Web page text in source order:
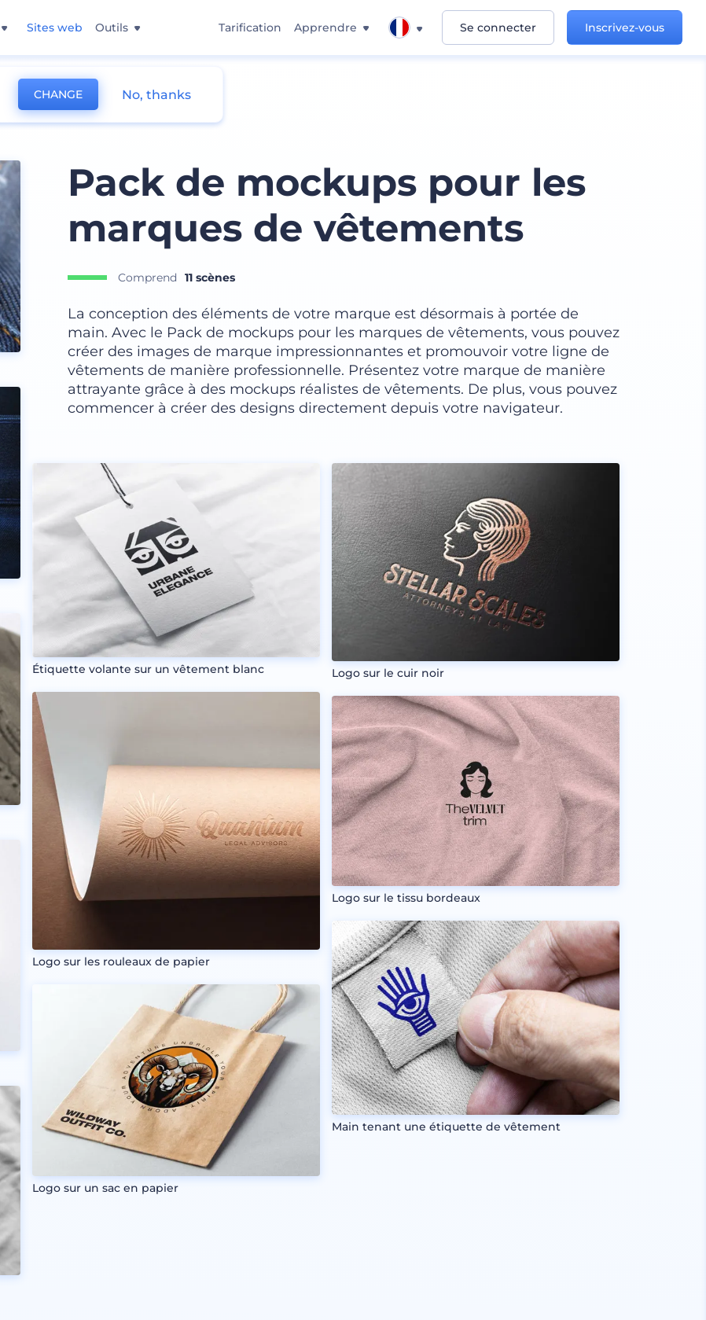
Sites web Outils Tarification Apprendre Se connecter Inscrivez-vous
de marque
Pack de mockups pour les
marques de vêtements
Comprend 11 scènes
La conception des éléments de votre marque est désormais à portée de
main. Avec le Pack de mockups pour les marques de vêtements, vous pouvez
créer des images de marque impressionnantes et promouvoir votre ligne de
vêtements de manière professionnelle. Présentez votre marque de manière
attrayante grâce à des mockups réalistes de vêtements. De plus, vous pouvez
commencer à créer des designs directement depuis votre navigateur.
Étiquette volante sur un vêtement blanc
Logo sur les rouleaux de papier
Logo sur un sac en papier
Logo sur le cuir noir
Logo sur le tissu bordeaux
Main tenant une étiquette de vêtement
CHANGE No, thanks